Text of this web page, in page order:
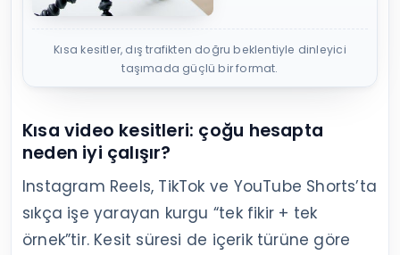
Kısa kesitler, dış trafikten doğru beklentiyle dinleyici
taşımada güçlü bir format.
Kısa video kesitleri: çoğu hesapta
neden iyi çalışır?
Instagram Reels, TikTok ve YouTube Shorts’ta
sıkça işe yarayan kurgu “tek fikir + tek
örnek”tir. Kesit süresi de içerik türüne göre